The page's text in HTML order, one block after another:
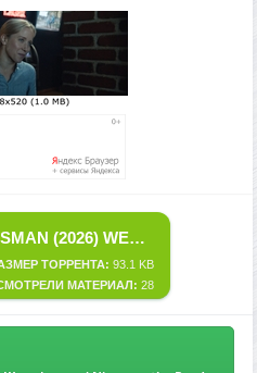
СКАЧАТЬ ТОРРЕНТ ОХОТНИК / THE HUNTSMAN (2026) WEB-DL 720P ОТ NEW-TEAM | L | ЗАКАДРЫ
ТОРРЕНТА: 93.1 KB
МАТЕРИАЛ: 28